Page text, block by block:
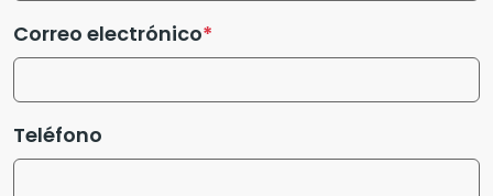
Correo electrónico
Teléfono